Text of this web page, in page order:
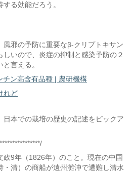
る効能だろう。
風邪の予防に重要なβ-クリプトキサン
いので、炎症の抑制と感染予防の２
言える。
チン高含有品種 | 農研機構
れど
日本での栽培の歴史の記述をピックア
政9年（1826年）のこと。現在の中国
清）の商船が遠州灘沖で遭難し清水